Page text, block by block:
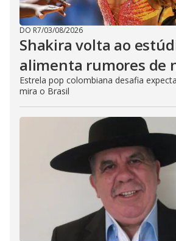
DO R7/03/08/2026
Shakira volta ao
alimenta rumores de
Estrela pop colombiana desafia
mira o Brasil